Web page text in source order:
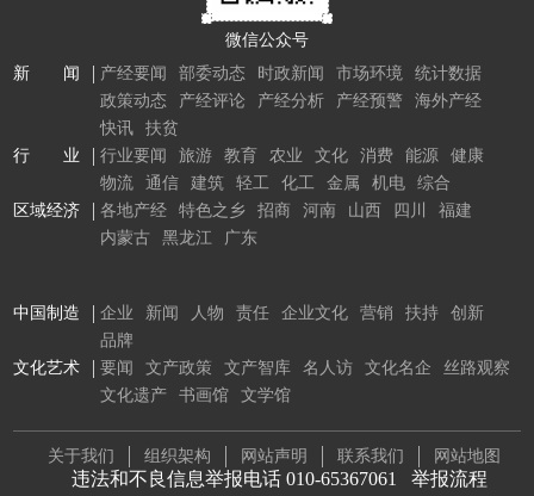
微信公众号
新 闻
产经要闻 部委动态 时政新闻 市场环境
统计数据
政策动态
产经评论 产经分析 产经预警
海外产经
快讯
扶贫
行 业
行业要闻 旅游 教育 农业 文化 消费 能源
健康
物流
通信 建筑 轻工 化工 金属 机电
综合
区域经济
各地产经 特色之乡 招商 河南 山西 四川
福建
内蒙古
黑龙江 广东
中国制造 企业 新闻 人物 责任 企业文化 营销 扶持
创新
品牌
文化艺术
要闻 文产政策 文产智库 名人访 文化名企
丝路观察
文化遗产
书画馆 文学馆
关于我们 组织架构 网站声明 联系我们 网站地图
违法和不良信息举报电话 010-65367061 举报流程